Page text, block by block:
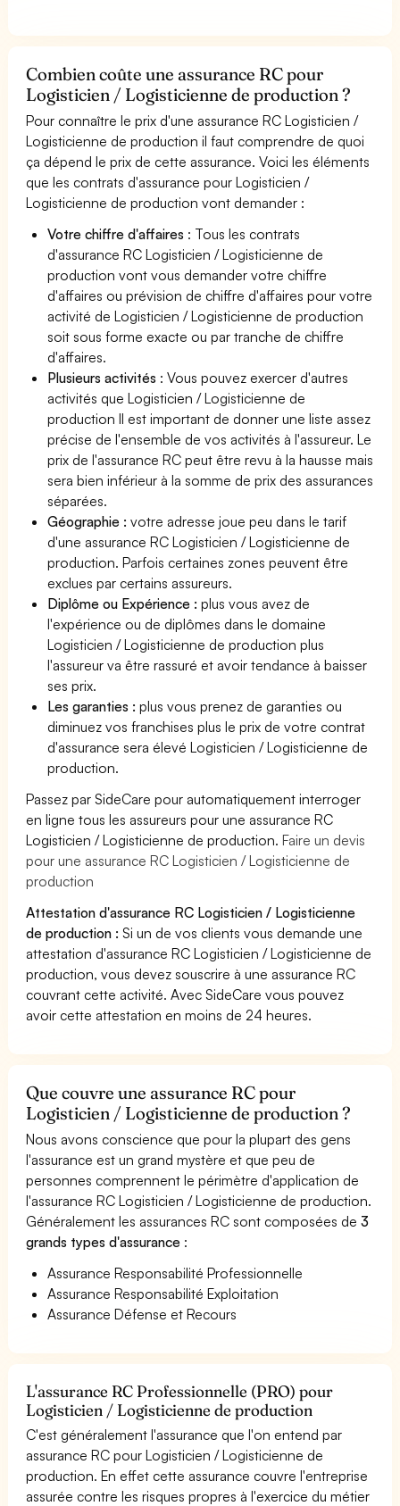
Combien coûte une assurance RC pour
Logisticien / Logisticienne de production ?
Pour connaître le prix d'une assurance RC Logisticien /
Logisticienne de production il faut comprendre de quoi
ça dépend le prix de cette assurance. Voici les éléments
que les contrats d'assurance pour Logisticien /
Logisticienne de production vont demander :
Votre chiffre d'affaires : Tous les contrats
d'assurance RC Logisticien / Logisticienne de
production vont vous demander votre chiffre
d'affaires ou prévision de chiffre d'affaires pour votre
activité de Logisticien / Logisticienne de production
soit sous forme exacte ou par tranche de chiffre
d'affaires.
Plusieurs activités : Vous pouvez exercer d'autres
activités que Logisticien / Logisticienne de
production Il est important de donner une liste assez
précise de l'ensemble de vos activités à l'assureur. Le
prix de l'assurance RC peut être revu à la hausse mais
sera bien inférieur à la somme de prix des assurances
séparées.
Géographie :votre adresse joue peu dans le tarif
d'une assurance RC Logisticien / Logisticienne de
production. Parfois certaines zones peuvent être
exclues par certains assureurs.
Diplôme ou Expérience :plus vous avez de
l'expérience ou de diplômes dans le domaine
Logisticien / Logisticienne de production plus
l'assureur va être rassuré et avoir tendance à baisser
ses prix.
Les garanties :plus vous prenez de garanties ou
diminuez vos franchises plus le prix de votre contrat
d'assurance sera élevé Logisticien / Logisticienne de
production.
Passez par SideCare pour automatiquement interroger
en ligne tous les assureurs pour une assurance RC
Logisticien / Logisticienne de production.Faire un devis
pour une assurance RC Logisticien / Logisticienne de
production
Attestation d'assurance RC Logisticien / Logisticienne
de production : Si un de vos clients vous demande une
attestation d'assurance RC Logisticien / Logisticienne de
production, vous devez souscrire à une assurance RC
couvrant cette activité. Avec SideCare vous pouvez
avoir cette attestation en moins de 24 heures.
Que couvre une assurance RC pour
Logisticien / Logisticienne de production ?
Nous avons conscience que pour la plupart des gens
l'assurance est un grand mystère et que peu de
personnes comprennent le périmètre d'application de
l'assurance RC Logisticien / Logisticienne de production.
Généralement les assurances RC sont composées de3
grands types d'assurance :
Assurance Responsabilité Professionnelle
Assurance Responsabilité Exploitation
Assurance Défense et Recours
L'assurance RC Professionnelle (PRO) pour
Logisticien / Logisticienne de production
C'est généralement l'assurance que l'on entend par
assurance RC pour Logisticien / Logisticienne de
production. En effet cette assurance couvre l'entreprise
assurée contre les risques propres à l'exercice du métier